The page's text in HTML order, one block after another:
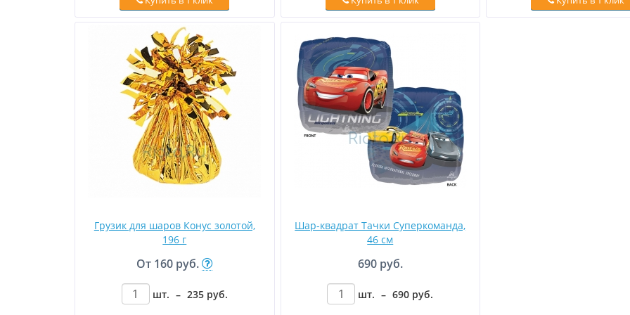
Грузик для шаров Конус золотой,
196 г
От 160 руб.
шт. – 235 руб.
Шар-квадрат Тачки Суперкоманда,
46 см
690 руб.
шт. – 690 руб.